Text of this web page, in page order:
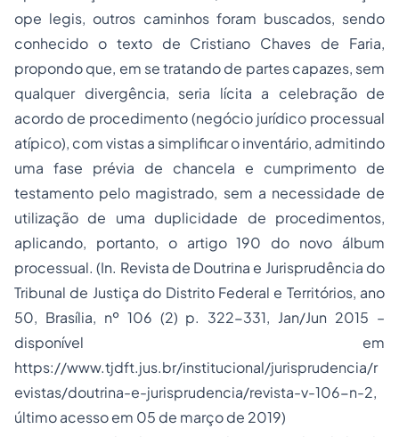
ope legis, outros caminhos foram buscados, sendo
conhecido o texto de Cristiano Chaves de Faria,
propondo que, em se tratando de partes capazes, sem
qualquer divergência, seria lícita a celebração de
acordo de procedimento (negócio jurídico processual
atípico), com vistas a simplificar o inventário, admitindo
uma fase prévia de chancela e cumprimento de
testamento pelo magistrado, sem a necessidade de
utilização de uma duplicidade de procedimentos,
aplicando, portanto, o artigo 190 do novo álbum
processual. (In. Revista de Doutrina e Jurisprudência do
Tribunal de Justiça do Distrito Federal e Territórios, ano
50, Brasília, nº 106 (2) p. 322-331, Jan/Jun 2015 –
disponível em
https://www.tjdft.jus.br/institucional/jurisprudencia/r
evistas/doutrina-e-jurisprudencia/revista-v-106-n-2,
último acesso em 05 de março de 2019)